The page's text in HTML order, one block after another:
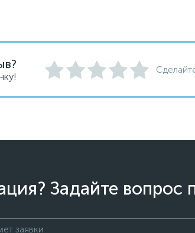
Задайте вопрос